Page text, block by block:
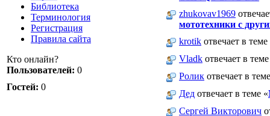
Библиотека
Терминология
Регистрация
Правила сайта
Кто онлайн?
Пользователей: 0
Гостей: 0
zhukovav1969
мототехники с
krotik отвечает в теме
Vladk отвечает в
Ролик отвечает в
Дед отвечает в теме «
Сергей Викторович